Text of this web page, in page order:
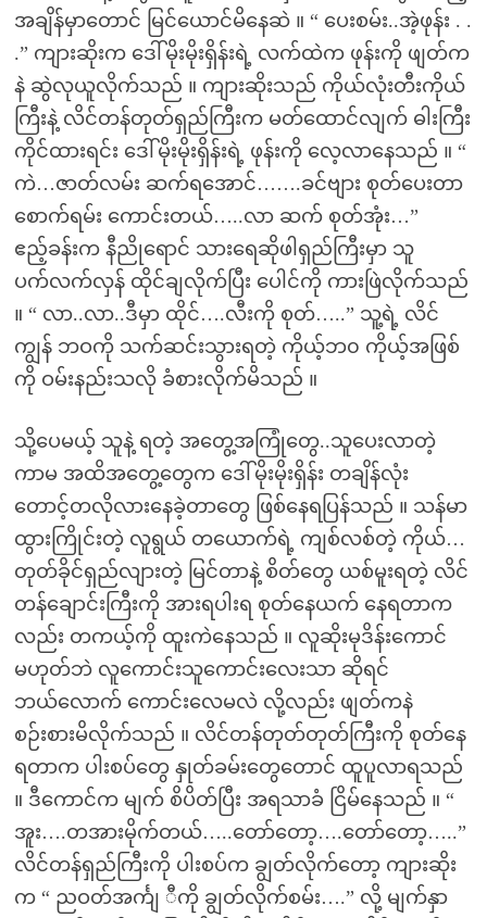
အချိန်မှာတောင် မြင်ယောင်မိနေဆဲ ။ “ ပေးစမ်း..အဲ့ဖုန်း . .
.” ကျားဆိုးက ဒေါ်မိုးမိုးရှိန်းရဲ့ လက်ထဲက ဖုန်းကို ဖျတ်က
နဲ ဆွဲလုယူလိုက်သည် ။ ကျားဆိုးသည် ကိုယ်လုံးတီးကိုယ်
ကြီးနဲ့ လိင်တန်တုတ်ရှည်ကြီးက မတ်ထောင်လျက် ဓါးကြီး
ကိုင်ထားရင်း ဒေါ်မိုးမိုးရှိန်းရဲ့ ဖုန်းကို လေ့လာနေသည် ။ “
ကဲ…ဇာတ်လမ်း ဆက်ရအောင်…….ခင်ဗျား စုတ်ပေးတာ
စောက်ရမ်း ကောင်းတယ်…..လာ ဆက် စုတ်အုံး…”
ဧည့်ခန်းက နီညိုရောင် သားရေဆိုဖါရှည်ကြီးမှာ သူ
ပက်လက်လှန် ထိုင်ချလိုက်ပြီး ပေါင်ကို ကားဖြဲလိုက်သည်
။ “ လာ..လာ..ဒီမှာ ထိုင်….လီးကို စုတ်…..” သူ့ရဲ့ လိင်
ကျွန် ဘဝကို သက်ဆင်းသွားရတဲ့ ကိုယ့်ဘ၀ ကိုယ့်အဖြစ်
ကို ဝမ်းနည်းသလို ခံစားလိုက်မိသည် ။
သို့ပေမယ့် သူနဲ့ ရတဲ့ အတွေ့အကြုံတွေ..သူပေးလာတဲ့
ကာမ အထိအတွေ့တွေက ဒေါ်မိုးမိုးရှိန်း တချိန်လုံး
တောင့်တလိုလားနေခဲ့တာတွေ ဖြစ်နေရပြန်သည် ။ သန်မာ
ထွားကြိုင်းတဲ့ လူရွယ် တယောက်ရဲ့ ကျစ်လစ်တဲ့ ကိုယ်…
တုတ်ခိုင်ရှည်လျားတဲ့ မြင်တာနဲ့ စိတ်တွေ ယစ်မူးရတဲ့ လိင်
တန်ချောင်းကြီးကို အားရပါးရ စုတ်နေယက် နေရတာက
လည်း တကယ့်ကို ထူးကဲနေသည် ။ လူဆိုးမုဒိန်းကောင်
မဟုတ်ဘဲ လူကောင်းသူကောင်းလေးသာ ဆိုရင်
ဘယ်လောက် ကောင်းလေမလဲ လို့လည်း ဖျတ်ကနဲ
စဉ်းစားမိလိုက်သည် ။ လိင်တန်တုတ်တုတ်ကြီးကို စုတ်နေ
ရတာက ပါးစပ်တွေ နှုတ်ခမ်းတွေတောင် ထူပူလာရသည်
။ ဒီကောင်က မျက် စိပိတ်ပြီး အရသာခံ ငြိမ်နေသည် ။ “
အူး….တအားမိုက်တယ်…..တော်တော့….တော်တော့…..”
လိင်တန်ရှည်ကြီးကို ပါးစပ်က ချွတ်လိုက်တော့ ကျားဆိုး
က “ ညဝတ်အင်္ကျ ီကို ချွတ်လိုက်စမ်း….” လို့ မျက်နှာ